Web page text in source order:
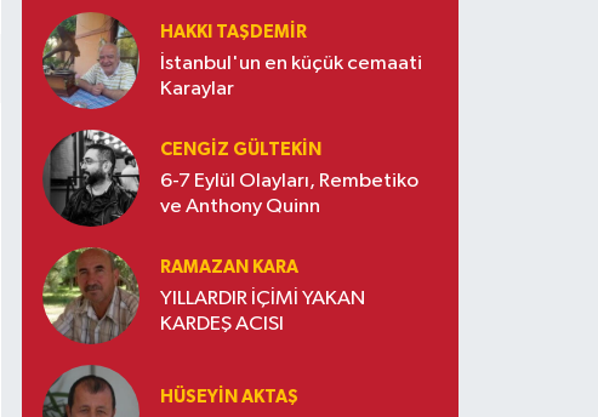
HAKKI TAŞDEMIR
İstanbul'un en küçük cemaati
Karaylar
CENGIZ GÜLTEKIN
6-7 Eylül Olayları, Rembetiko
ve Anthony Quinn
RAMAZAN KARA
YILLARDIR İÇİMİ YAKAN
KARDEŞ ACISI
HÜSEYIN AKTAŞ